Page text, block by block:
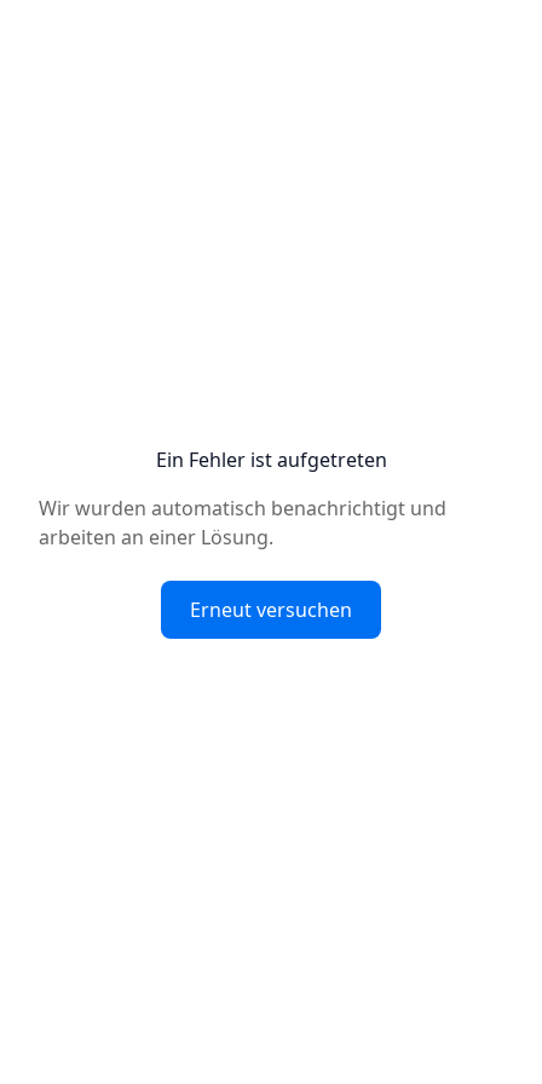
Ein Fehler ist aufgetreten
Wir wurden automatisch benachrichtigt und
arbeiten an einer Lösung.
Erneut versuchen